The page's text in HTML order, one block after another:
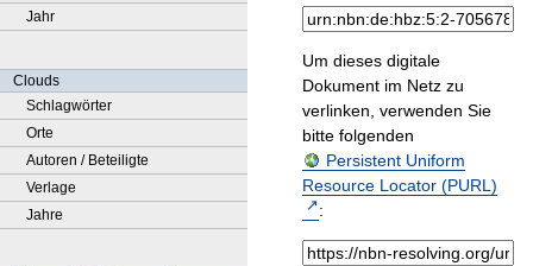
Jahr
Clouds
Schlagwörter
Orte
Autoren / Beteiligte
Verlage
Jahre
Um dieses digitale
Dokument im Netz zu
verlinken, verwenden Sie
bitte folgenden
Persistent Uniform
Resource Locator (PURL)
: